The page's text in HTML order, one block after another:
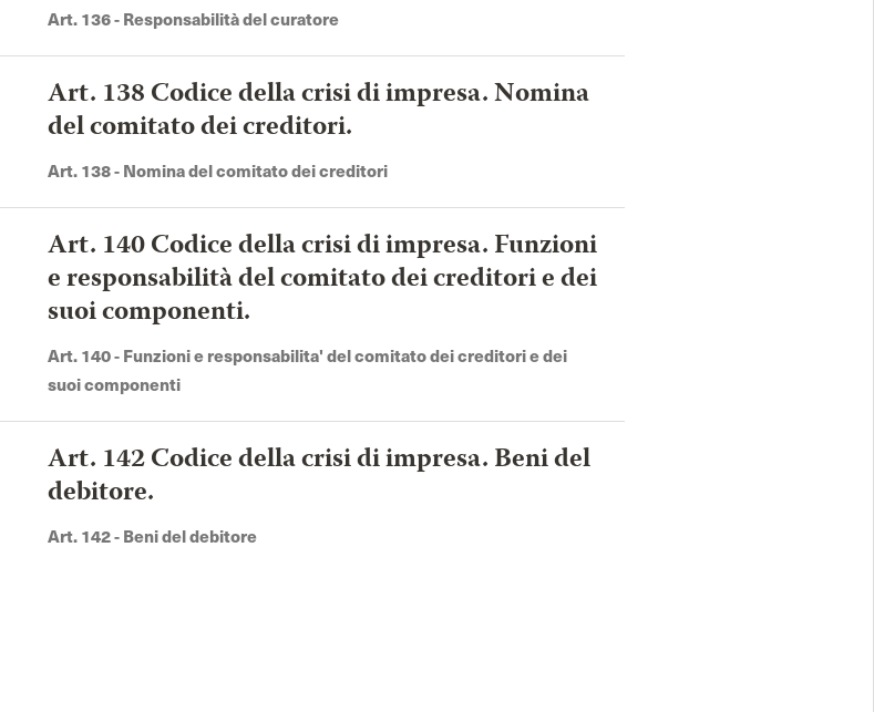
Art. 136 - Responsabilità del curatore
Art. 138 Codice della crisi di impresa. Nomina
del comitato dei creditori.
Art. 138 - Nomina del comitato dei creditori
Art. 140 Codice della crisi di impresa. Funzioni
e responsabilità del comitato dei creditori e dei
suoi componenti.
Art. 140 - Funzioni e responsabilita' del comitato dei creditori e dei
suoi componenti
Art. 142 Codice della crisi di impresa. Beni del
debitore.
Art. 142 - Beni del debitore